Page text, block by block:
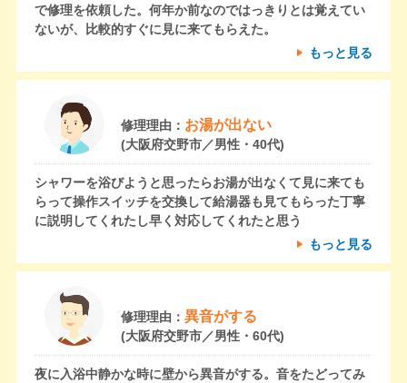
で修理を依頼した。何年か前なのではっきりとは覚えてい
ないが、比較的すぐに見に来てもらえた。
もっと見る
修理理由： お湯が出ない
(大阪府交野市／男性・40代)
シャワーを浴びようと思ったらお湯が出なくて見に来ても
らって操作スイッチを交換して給湯器も見てもらった丁寧
に説明してくれたし早く対応してくれたと思う
もっと見る
修理理由： 異音がする
(大阪府交野市／男性・60代)
夜に入浴中静かな時に壁から異音がする。音をたどってみ